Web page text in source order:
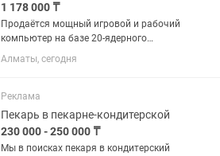
1 178 000 ₸
Продаётся мощный игровой и рабочий
компьютер на базе 20-ядерного
процессора Intel Core i7-14700F и
видеокарты Palit GeForce RTX 3080
Сборка рассчитана на
требовательные...
Алматы, сегодня
Реклама
Пекарь в пекарне-кондитерской
230 000 - 250 000 ₸
Мы в поисках пекаря в кондитерский